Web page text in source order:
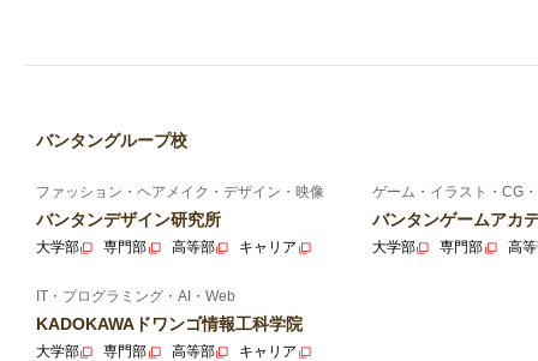
バンタングループ校
ファッション・ヘアメイク・デザイン・映像
バンタンデザイン研究所
大学部 専門部 高等部 キャリア
ゲーム・イラスト・CG
バンタンゲームアカ
大学部 専門部 高
IT・プログラミング・AI・Web
KADOKAWAドワンゴ情報工科学院
大学部 専門部 高等部 キャリア